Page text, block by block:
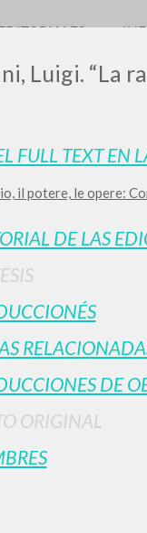
Luigi. “La
FULL TEXT EN
il potere, le opere:
DE LAS
DE
ORIGINAL